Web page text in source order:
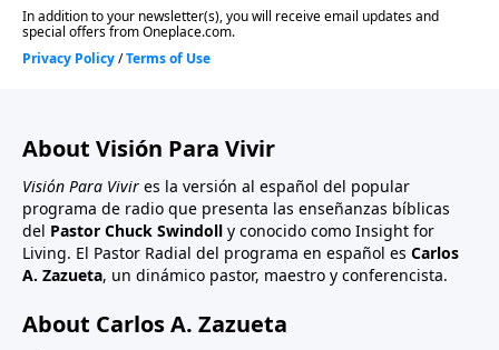
About Visión Para Vivir
Visión Para Vivir es la versión al español del popular
programa de radio que presenta las enseñanzas bíblicas
del Pastor Chuck Swindoll y conocido como Insight for
Living. El Pastor Radial del programa en español es Carlos
A. Zazueta, un dinámico pastor, maestro y conferencista.
About Carlos A. Zazueta